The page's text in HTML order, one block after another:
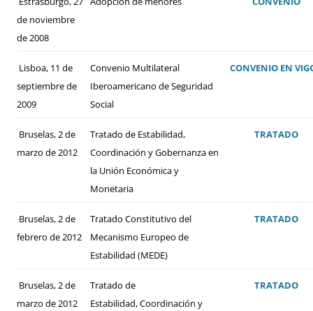
de noviembre
de 2008
Lisboa, 11 de
septiembre de
2009
Convenio Multilateral
Iberoamericano de Seguridad
Social
CONVENIO EN
Bruselas, 2 de
marzo de 2012
Tratado de Estabilidad,
Coordinación y Gobernanza en
la Unión Económica y
Monetaria
TRATADO
Bruselas, 2 de
febrero de 2012
Tratado Constitutivo del
Mecanismo Europeo de
Estabilidad (MEDE)
TRATADO
Bruselas, 2 de
marzo de 2012
Tratado de
Estabilidad, Coordinación y
TRATADO